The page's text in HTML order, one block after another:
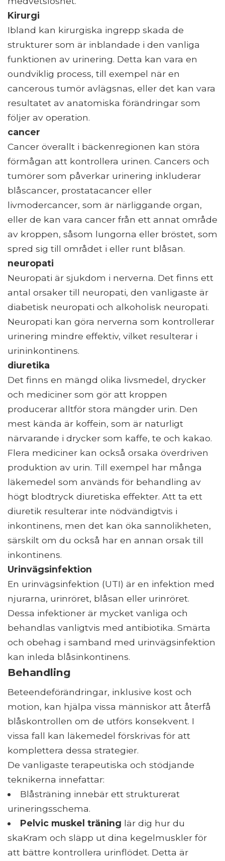
Kirurgi
Ibland kan kirurgiska ingrepp skada de
strukturer som är inblandade i den vanliga
funktionen av urinering. Detta kan vara en
oundviklig process, till exempel när en
cancerous tumör avlägsnas, eller det kan vara
resultatet av anatomiska förändringar som
följer av operation.
cancer
Cancer överallt i bäckenregionen kan störa
förmågan att kontrollera urinen. Cancers och
tumörer som påverkar urinering inkluderar
blåscancer, prostatacancer eller
livmodercancer, som är närliggande organ,
eller de kan vara cancer från ett annat område
av kroppen, såsom lungorna eller bröstet, som
spred sig till området i eller runt blåsan.
neuropati
Neuropati är sjukdom i nerverna. Det finns ett
antal orsaker till neuropati, den vanligaste är
diabetisk neuropati och alkoholisk neuropati.
Neuropati kan göra nerverna som kontrollerar
urinering mindre effektiv, vilket resulterar i
urininkontinens.
diuretika
Det finns en mängd olika livsmedel, drycker
och mediciner som gör att kroppen
producerar alltför stora mängder urin. Den
mest kända är koffein, som är naturligt
närvarande i drycker som kaffe, te och kakao.
Flera mediciner kan också orsaka överdriven
produktion av urin. Till exempel har många
läkemedel som används för behandling av
högt blodtryck diuretiska effekter. Att ta ett
diuretik resulterar inte nödvändigtvis i
inkontinens, men det kan öka sannolikheten,
särskilt om du också har en annan orsak till
inkontinens.
Urinvägsinfektion
En urinvägsinfektion (UTI) är en infektion med
njurarna, urinröret, blåsan eller urinröret.
Dessa infektioner är mycket vanliga och
behandlas vanligtvis med antibiotika. Smärta
och obehag i samband med urinvägsinfektion
kan inleda blåsinkontinens.
Behandling
Beteendeförändringar, inklusive kost och
motion, kan hjälpa vissa människor att återfå
blåskontrollen om de utförs konsekvent. I
vissa fall kan läkemedel förskrivas för att
komplettera dessa strategier.
De vanligaste terapeutiska och stödjande
teknikerna innefattar:
Blåsträning innebär ett strukturerat
urineringsschema.
Pelvic muskel träning lär dig hur du
skaKram och släpp ut dina kegelmuskler för
att bättre kontrollera urinflödet. Detta är